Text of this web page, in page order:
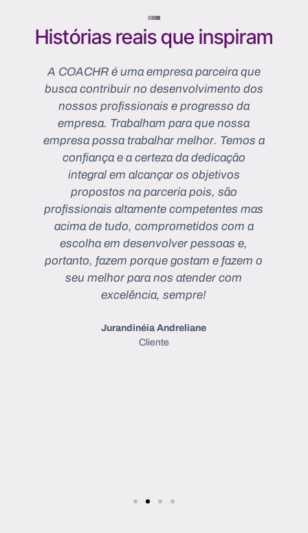
Histórias reais que inspiram
A COACHR é uma empresa parceira que
busca contribuir no desenvolvimento dos
nossos profissionais e progresso da
empresa. Trabalham para que nossa
empresa possa trabalhar melhor. Temos a
confiança e a certeza da dedicação
integral em alcançar os objetivos
propostos na parceria pois, são
profissionais altamente competentes mas
acima de tudo, comprometidos com a
escolha em desenvolver pessoas e,
portanto, fazem porque gostam e fazem o
seu melhor para nos atender com
excelência, sempre!
Jurandinéia Andreliane
Cliente